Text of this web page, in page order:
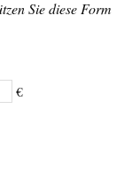
Sie diese Form
€